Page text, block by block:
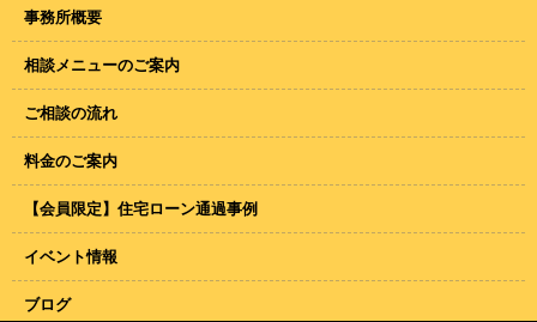
事務所概要
相談メニューのご案内
ご相談の流れ
料金のご案内
【会員限定】住宅ローン通過事例
イベント情報
ブログ